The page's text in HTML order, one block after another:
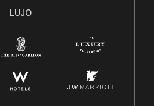
inglés/español
del poligrafo empleado (EPPA)
LUJO